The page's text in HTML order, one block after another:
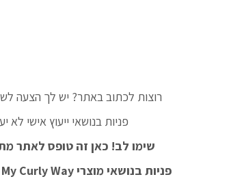
רוצות לכתוב באתר? יש לך הצעה
פניות בנושאי ייעוץ אישי לא
שימו לב! כאן זה טופס לאתר
פניות בנושאי מוצרי My Curly Way יש להשאיר ב